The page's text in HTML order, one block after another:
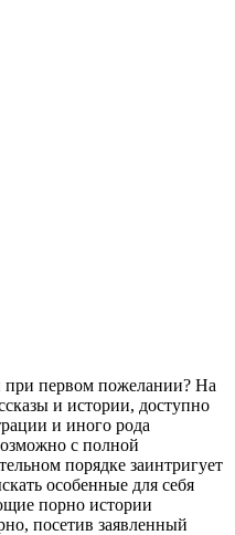
при первом пожелании? На
и истории, доступно
и иного рода
с полной
порядке заинтригует
особенные для себя
порно истории
посетив заявленный